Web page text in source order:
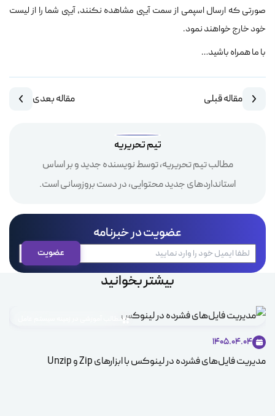
صورتی که ارسال اسپمی از سمت آیپی مشاهده نکنند، آیپی شما را از لیست
خود خارج خواهند نمود.
با ما همراه باشید…
مقاله قبلی مقاله بعدی
تیم تحریریه
مطالب تیم تحریریه، توسط نویسنده جدید و بر اساس
استانداردهای جدید محتوایی، در دست بروزرسانی است.
عضویت در خبرنامه
بیشتر بخوانید
مطالب آموزشی در زمینه سیستم عامل
1405.04.04
مدیریت فایل‌های فشرده در لینوکس با ابزارهای Zip و Unzip